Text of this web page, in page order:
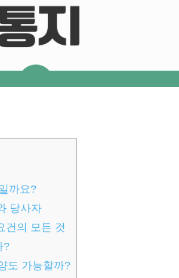
까요?
당사자
건의 모든 것
?
도 가능할까?